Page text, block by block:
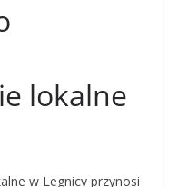
lokalne
w Legnicy przynosi